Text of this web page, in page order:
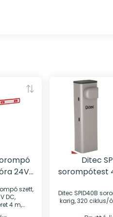
24V
szett,
DC,
4 m,
Ditec
sorompótest
Ditec SPID40B
karig, 320 ciklus/